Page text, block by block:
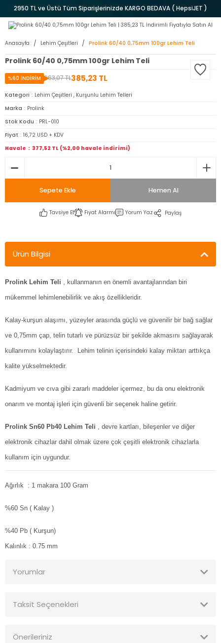
2950 TL ve Üstü Tüm Siparişlerinizde KARGO BEDAVA ( HepsiJET )
Anasayfa Lehim Çeşitleri Prolink 60/40 0,75mm 100gr Lehim Teli
Prolink 60/40 0,75mm 100gr Lehim Teli
963,07 TL385,23 TL
%60 İNDİRİM
Kategori Lehim Çeşitleri , Kurşunlu Lehim Telleri
Marka
Prolink
Stok Kodu
PRL-010
Fiyat
16,72 USD + KDV
Havale
377,52 TL (%2,00 havale indirimi)
Sepete Ekle Hemen Al
Tavsiye Et Fiyat Alarmı Yorum Yaz Paylaş
Ürün Bilgisi
Prolink Lehim Teli , kullanmanın en önemli avantajlarından biri
mükemmel lehimlenebilirlik ve akış özellikleridir.
Kalay-kurşun alaşımı, yüzeyler arasında güçlü ve güvenilir bir bağ sağlar
ve 0,75mm çap, telin tutarlı ve pürüzsüz bir şekilde akmasını sağlayarak
kullanımını kolaylaştırır. Lehim telinin içerisindeki kalay miktarı arttıkça
kalite yükselmektedir.
Kadmiyum ve cıva gibi zararlı maddeler içermez, bu da onu elektronik
onarım ve montaj işleri için güvenli bir seçenek haline getirir.
Prolink Sn60 Pb40 Lehim Teli , devre kartları, bileşenler ve diğer
elektronik cihazlar dahil olmak üzere çok çeşitli elektronik cihazlarla
kullanım için uygundur.
Ağırlık : 1 makara 100 Gram
%60 Sn ( Kalay )
%40 Pb ( Kurşun)
Kalınlık : 0.75 mm
Yorumlar
Taksit Seçenekleri
Önerileriniz